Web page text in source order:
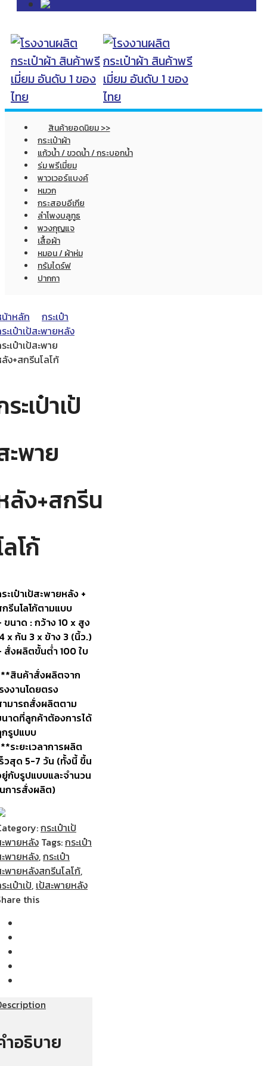
สินค้ายอดนิยม >>
กระเป๋าผ้า
แก้วน้ำ / ขวดน้ำ / กระบอกน้ำ
ร่ม พรีเมี่ยม
พาวเวอร์แบงค์
หมวก
กระสอบอีเกีย
ลำโพงบลูทูธ
พวงกุญแจ
เสื้อผ้า
หมอน / ผ้าห่ม
ทรัมไดร์ฟ
ปากกา
าหลัก
กระเป๋า
ะเป๋าเป้สะพายหลัง
ะเป๋าเป้สะพาย
ง+สกรีนโลโก้
ะเป๋าเป้
ะพาย
ลัง+สกรีน
ลโก้
ะเป๋าเป้สะพายหลัง +
รีนโลโก้ตามแบบ
ขนาด : กว้าง 10 x สูง
x ก้น 3 x ข้าง 3 (นิ้ว.)
สั่งผลิตขั้นต่ำ 100 ใบ
สินค้าสั่งผลิตจาก
งงานโดยตรง
มารถสั่งผลิตตาม
าดที่ลูกค้าต้องการได้
รูปแบบ
ระยะเวลาการผลิต
วสุด 5-7 วัน (ทั้งนี้ ขึ้น
กับรูปแบบและจำนวน
การสั่งผลิต)
กระเป๋าเป้
พายหลัง Tags:กระเป๋า
พายหลัง,กระเป๋า
พายหลังสกรีนโลโก้,
ะเป๋าเป้, เป้สะพายหลัง
this
ำอธิบาย